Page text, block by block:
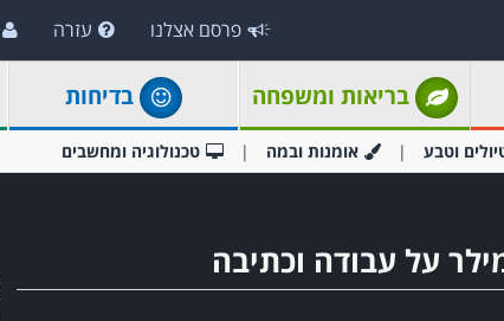
פרסם אצלנו עזרה
בריאות ומשפחה בדיחות
וטבע אומנות ובמה טכנולוגיה ומחשבים
על עבודה וכתיבה